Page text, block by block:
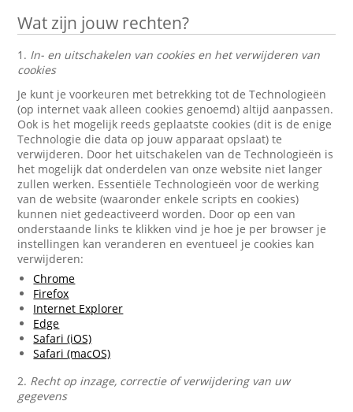
Wat zijn jouw rechten?
1. In- en uitschakelen van cookies en het verwijderen van
cookies
Je kunt je voorkeuren met betrekking tot de Technologieën
(op internet vaak alleen cookies genoemd) altijd aanpassen.
Ook is het mogelijk reeds geplaatste cookies (dit is de enige
Technologie die data op jouw apparaat opslaat) te
verwijderen. Door het uitschakelen van de Technologieën is
het mogelijk dat onderdelen van onze website niet langer
zullen werken. Essentiële Technologieën voor de werking
van de website (waaronder enkele scripts en cookies)
kunnen niet gedeactiveerd worden. Door op een van
onderstaande links te klikken vind je hoe je per browser je
instellingen kan veranderen en eventueel je cookies kan
verwijderen:
Chrome
Firefox
Internet Explorer
Edge
Safari (iOS)
Safari (macOS)
2. Recht op inzage, correctie of verwijdering van uw
gegevens